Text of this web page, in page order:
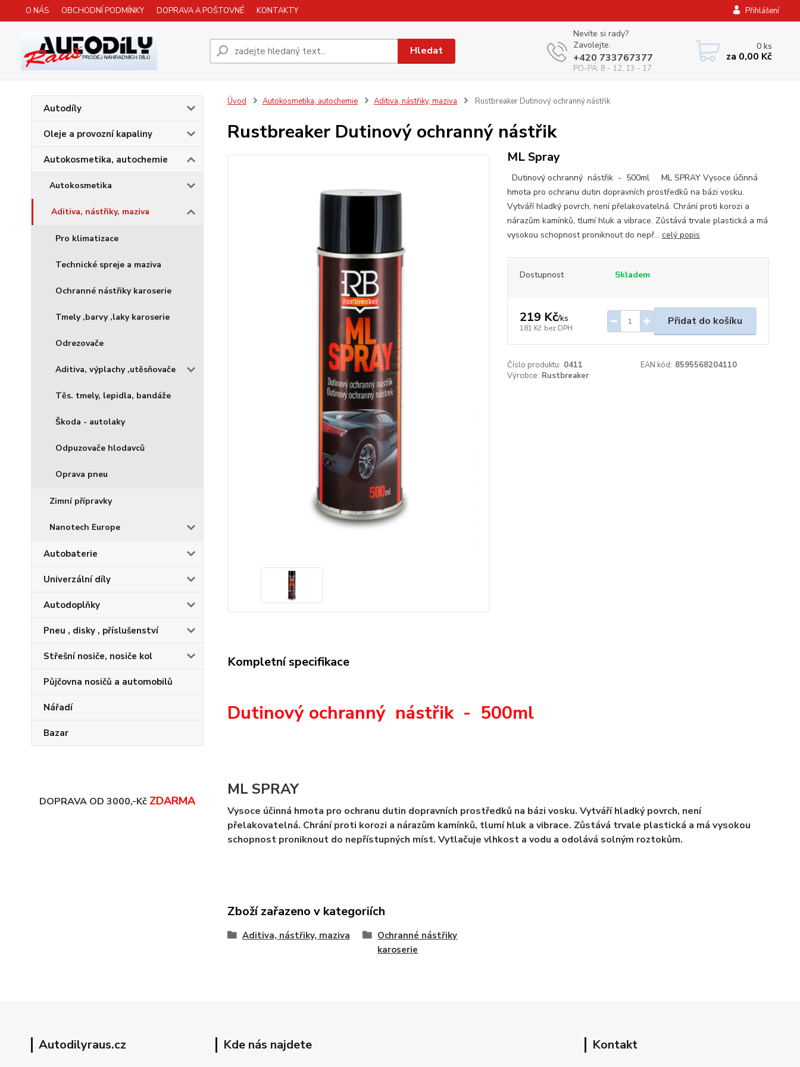
O NÁS OBCHODNÍ PODMÍNKY DOPRAVA A POŠTOVNÉ KONTAKTY Přihlášení
Hledat
Nevíte si rady?
Zavolejte.
+420 733767377
PO-PÁ: 8 - 12, 13 - 17
0 ks
za 0,00 Kč
Autodíly
Oleje a provozní kapaliny
Autokosmetika, autochemie
Autokosmetika
Aditiva, nástřiky, maziva
Pro klimatizace
Technické spreje a maziva
Ochranné nástřiky karoserie
Tmely ,barvy ,laky karoserie
Odrezovače
Aditiva, výplachy ,utěsňovače
Těs. tmely, lepidla, bandáže
Škoda - autolaky
Odpuzovače hlodavců
Oprava pneu
Zimní přípravky
Nanotech Europe
Autobaterie
Univerzální díly
Autodoplňky
Pneu , disky , příslušenství
Střešní nosiče, nosiče kol
Půjčovna nosičů a automobilů
Nářadí
Bazar
DOPRAVA OD 3000,-Kč ZDARMA
Úvod Autokosmetika, autochemie Aditiva, nástřiky, maziva Rustbreaker Dutinový ochranný nástřik
Rustbreaker Dutinový ochranný nástřik
ML Spray
Dutinový ochranný nástřik - 500ml ML SPRAY Vysoce účinná
hmota pro ochranu dutin dopravních prostředků na bázi vosku.
Vytváří hladký povrch, není přelakovatelná. Chrání proti korozi a
nárazům kamínků, tlumí hluk a vibrace. Zůstává trvale plastická a má
vysokou schopnost proniknout do nepř... celý popis
Dostupnost Skladem
219 Kč/ks
181 Kč bez DPH
Přidat do košíku
Číslo produktu: 0411 EAN kód: 8595568204110
Výrobce: Rustbreaker
Kompletní specifikace
Dutinový ochranný nástřik - 500ml
ML SPRAY
Vysoce účinná hmota pro ochranu dutin dopravních prostředků na bázi vosku. Vytváří hladký povrch, není
přelakovatelná. Chrání proti korozi a nárazům kamínků, tlumí hluk a vibrace. Zůstává trvale plastická a má vysokou
schopnost proniknout do nepřístupných míst. Vytlačuje vlhkost a vodu a odolává solným roztokům.
Zboží zařazeno v kategoriích
Aditiva, nástřiky, maziva
Ochranné nástřiky
karoserie
Autodilyraus.cz Kde nás najdete Kontakt